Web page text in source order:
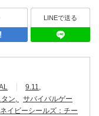
はてなブッ
LINEで送る
9.11
ン
サバイバルゲー
ネイビーシールズ：チー